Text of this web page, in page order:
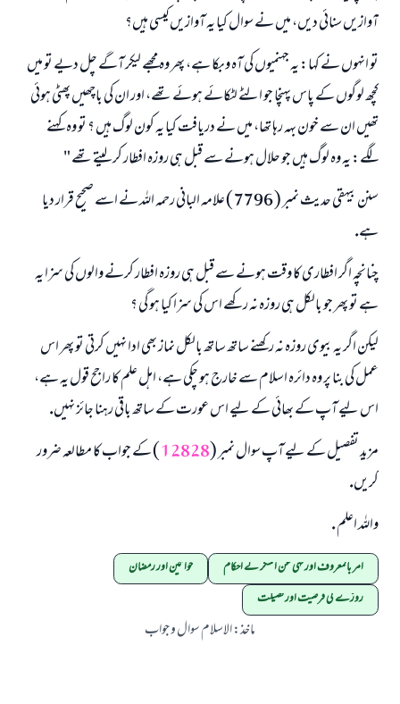
آوازيں سنائى ديں، ميں نے سوال كيا يہ آوازيں كيسى ہيں؟
تو انہوں نے كہا: يہ جہنميوں كى آہ وبكا ہے، پھر وہ مجھے ليكر آگے چل ديے تو ميں
كچھ لوگوں كے پاس پہنچا جو الٹے لٹكائے ہوئے تھے، اور ان كى باچھيں پھٹى ہوئى
تھيں ان سے خون بہہ رہا تھا، ميں نے دريافت كيا يہ كون لوگ ہيں ؟ تو وہ كہنے
لگے: يہ وہ لوگ ہيں جو حلال ہونے سے قبل ہى روزہ افطار كر ليتے تھے "
سنن بيہقى حديث نمبر ( 7796 ) علامہ البانى رحمہ اللہ نے اسے صحيح قرار ديا
ہے.
چنانچہ اگر افطارى كا وقت ہونے سے قبل ہى روزہ افطار كرنے والوں كى سزا يہ
ہے تو پھر جو بالكل ہى روزہ نہ ركھے اس كى سزا كيا ہو گى ؟
ليكن اگر يہ بيوى روزہ نہ ركھنے ساتھ ساتھ بالكل نماز بھى ادا نہيں كرتى تو پھر اس
عمل كى بنا پر وہ دائرہ اسلام سے خارج ہو چكى ہے، اہل علم كا راجح قول يہ ہے،
اس ليے آپ كے بھائى كے ليے اس عورت كے ساتھ باقى رہنا جائز نہيں.
مزيد تفصيل كے ليے آپ سوال نمبر (12828) كے جواب كا مطالعہ ضرور
كريں.
واللہ اعلم .
امر بالمعروف اور نہی عن المنکر کے احکام
خواتین اور رمضان
روزے کی فرضیت اور فضیلت
ماخذ:الاسلام سوال و جواب